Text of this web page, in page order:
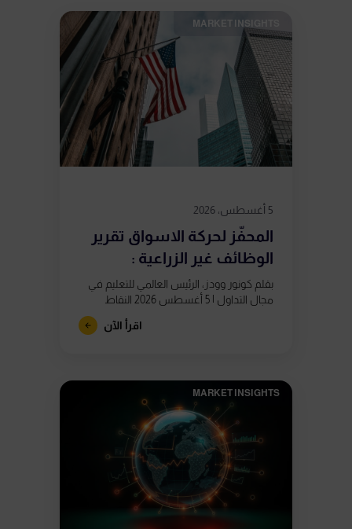
MARKET INSIGHTS​
5 أغسطس، 2026
المحفّز لحركة الاسواق تقرير
الوظائف غير الزراعية :
بقلم كونور وودز، الرئيس العالمي للتعليم في
مجال التداول | 5 أغسطس 2026 النقاط
الرئيسية يُصدر تقرير الوظائف غير الزراعية يوم
اقرأ الآن
MARKET INSIGHTS​